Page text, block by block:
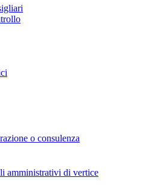
o consulenza
amministrativi di vertice